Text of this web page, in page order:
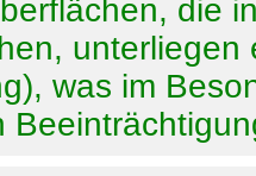
die
was im